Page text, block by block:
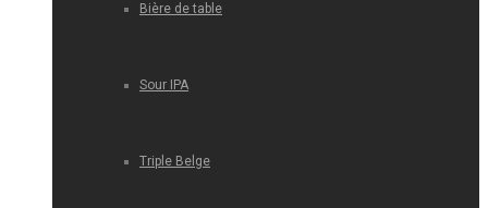
Bière de table
Sour IPA
Triple Belge